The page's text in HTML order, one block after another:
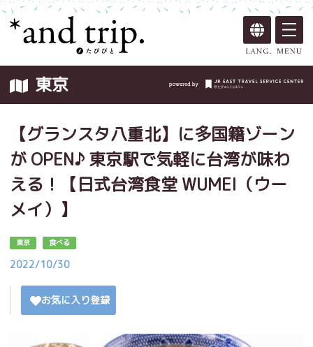
東京
【グランスタ八重北】に多国籍ゾーン
が OPEN♪ 東京駅で気軽に台湾が味わ
える！【日式台湾食堂 WUMEI（ウー
メイ）】
東京 食べる
2022/10/30
お気に入り登録